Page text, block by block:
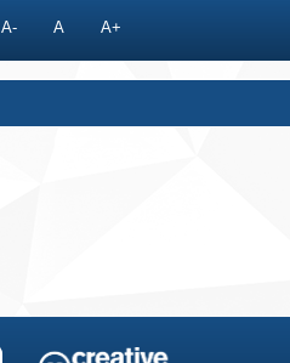
A- A A+